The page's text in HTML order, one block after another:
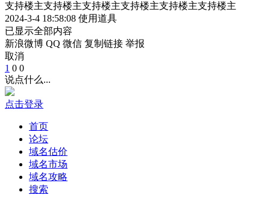
支持楼主支持楼主支持楼主支持楼主支持楼主支持楼主
2024-3-4 18:58:08 使用道具
已显示全部内容
新浪微博 QQ 微信 复制链接 举报
取消
1 0 0
说点什么...
点击登录
首页
论坛
域名估价
域名市场
域名攻略
搜索